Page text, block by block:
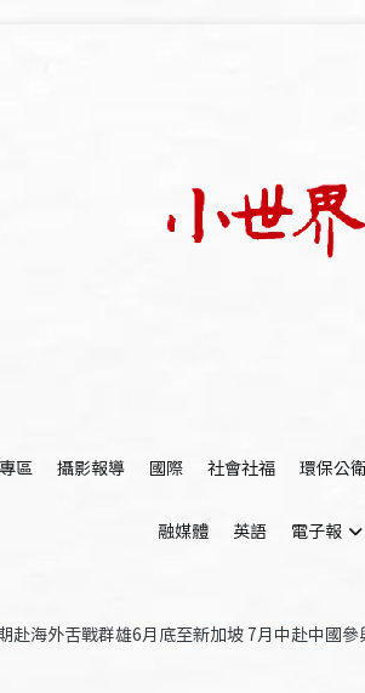
區 攝影報導 國際 社會社福 環保公
融媒體 英語 電子報
赴海外舌戰群雄6月底至新加坡 7月中赴中國